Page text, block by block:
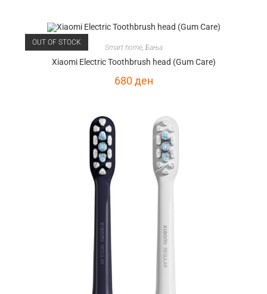
OUT OF STOCK
Smart home, Бања
Xiaomi Electric Toothbrush head (Gum Care)
680ден